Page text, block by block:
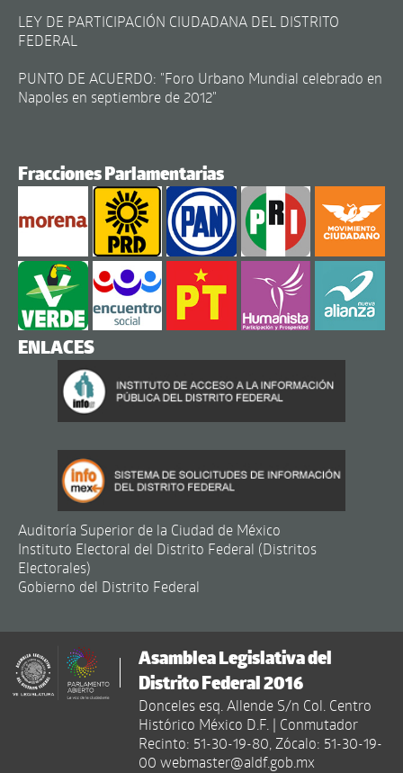
LEY DE PARTICIPACIÓN CIUDADANA DEL DISTRITO
FEDERAL
PUNTO DE ACUERDO: "Foro Urbano Mundial celebrado en
Napoles en septiembre de 2012"
Fracciones Parlamentarias
ENLACES
Auditoría Superior de la Ciudad de México
Instituto Electoral del Distrito Federal (Distritos
Electorales)
Gobierno del Distrito Federal
Asamblea Legislativa del
Distrito Federal 2016
Donceles esq. Allende S/n Col. Centro
Histórico México D.F. | Conmutador
Recinto: 51-30-19-80, Zócalo: 51-30-19-
00 webmaster@aldf.gob.mx